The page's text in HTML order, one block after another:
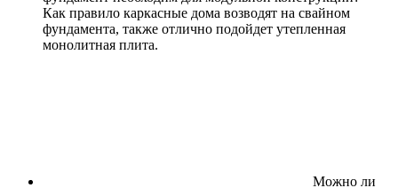
Как правило каркасные дома возводят на свайном
фундамента, также отлично подойдет утепленная
монолитная плита.
Можно ли